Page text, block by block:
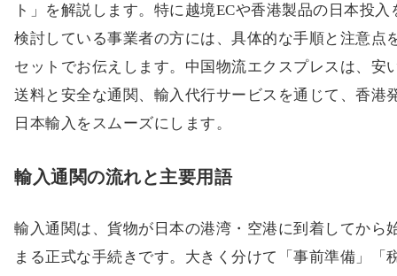
ト」を解説します。特に越境ECや香港製品の日本投入
検討している事業者の方には、具体的な手順と注意点
セットでお伝えします。中国物流エクスプレスは、安
送料と安全な通関、輸入代行サービスを通じて、香港
日本輸入をスムーズにします。
輸入通関の流れと主要用語
輸入通関は、貨物が日本の港湾・空港に到着してから
まる正式な手続きです。大きく分けて「事前準備」「